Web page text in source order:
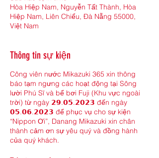
Hòa Hiệp Nam, Nguyễn Tất Thành, Hòa
Hiệp Nam, Liên Chiểu, Đà Nẵng 55000,
Việt Nam
Thông tin sự kiện
Công viên nước Mikazuki 365 xin thông
báo tạm ngưng các hoạt động tại Sông
lười Phú Sĩ và bể bơi Fuji (Khu vực ngoài
trời) từ ngày 𝟮𝟵.𝟬𝟱.𝟮𝟬𝟮𝟯 đến ngày
𝟬𝟱.𝟬𝟲.𝟮𝟬𝟮𝟯 để phục vụ cho sự kiện
“Nippon Ơi”, Danang Mikazuki xin chân
thành cảm ơn sự yêu quý và đồng hành
của quý khách.